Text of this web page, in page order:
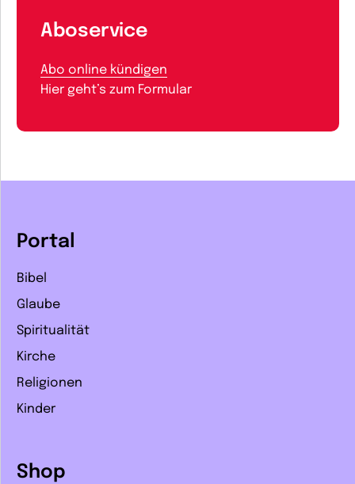
Aboservice
Abo online kündigen
Hier geht’s zum Formular
Portal
Bibel
Glaube
Spiritualität
Kirche
Religionen
Kinder
Shop